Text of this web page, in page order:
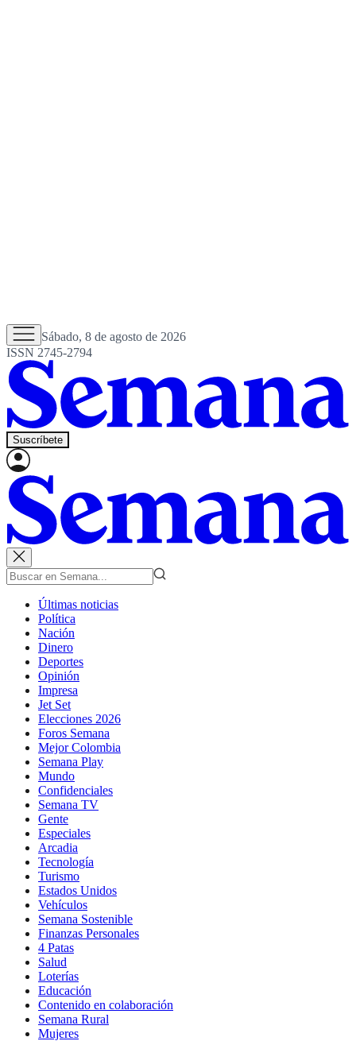
Sábado, 8 de agosto de 2026
ISSN 2745-2794
Suscríbete
Últimas noticias
Política
Nación
Dinero
Deportes
Opinión
Impresa
Jet Set
Elecciones 2026
Foros Semana
Mejor Colombia
Semana Play
Mundo
Confidenciales
Semana TV
Gente
Especiales
Arcadia
Tecnología
Turismo
Estados Unidos
Vehículos
Semana Sostenible
Finanzas Personales
4 Patas
Salud
Loterías
Educación
Contenido en colaboración
Semana Rural
Mujeres